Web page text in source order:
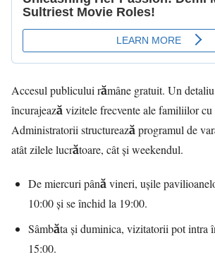
Accesul publicului rămâne gratuit. Un
încurajează vizitele frecvente ale familiilor
Administratorii structurează programul de
atât zilele lucrătoare, cât și weekendul.
De miercuri până vineri, ușile
10:00 și se închid la 19:00.
Sâmbăta și duminica, vizitatorii pot intra
15:00.